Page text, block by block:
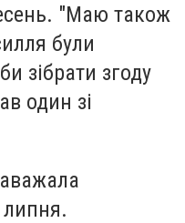
"Маю також
були
зібрати згоду
один зі